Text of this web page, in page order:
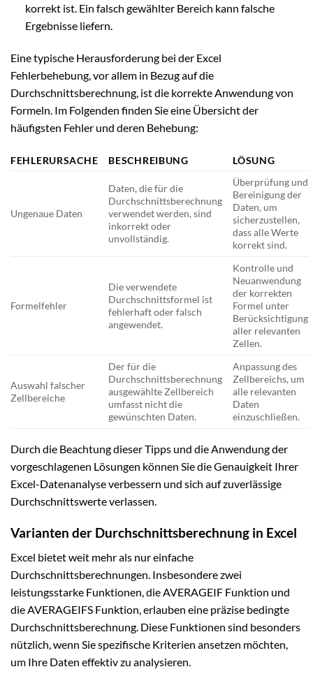
korrekt ist. Ein falsch gewählter Bereich kann falsche
Ergebnisse liefern.
Eine typische Herausforderung bei der Excel
Fehlerbehebung, vor allem in Bezug auf die
Durchschnittsberechnung, ist die korrekte Anwendung von
Formeln. Im Folgenden finden Sie eine Übersicht der
häufigsten Fehler und deren Behebung:
FEHLERURSACHE BESCHREIBUNG LÖSUNG
Ungenaue Daten
Daten, die für die
Durchschnittsberechnung
verwendet werden, sind
inkorrekt oder
unvollständig.
Überprüfung und
Bereinigung der
Daten, um
sicherzustellen,
dass alle Werte
korrekt sind.
Formelfehler
Die verwendete
Durchschnittsformel ist
fehlerhaft oder falsch
angewendet.
Kontrolle und
Neuanwendung
der korrekten
Formel unter
Berücksichtigung
aller relevanten
Zellen.
Auswahl falscher
Zellbereiche
Der für die
Durchschnittsberechnung
ausgewählte Zellbereich
umfasst nicht die
gewünschten Daten.
Anpassung des
Zellbereichs, um
alle relevanten
Daten
einzuschließen.
Durch die Beachtung dieser Tipps und die Anwendung der
vorgeschlagenen Lösungen können Sie die Genauigkeit Ihrer
Excel-Datenanalyse verbessern und sich auf zuverlässige
Durchschnittswerte verlassen.
Varianten der Durchschnittsberechnung in Excel
Excel bietet weit mehr als nur einfache
Durchschnittsberechnungen. Insbesondere zwei
leistungsstarke Funktionen, die AVERAGEIF Funktion und
die AVERAGEIFS Funktion, erlauben eine präzise bedingte
Durchschnittsberechnung. Diese Funktionen sind besonders
nützlich, wenn Sie spezifische Kriterien ansetzen möchten,
um Ihre Daten effektiv zu analysieren.